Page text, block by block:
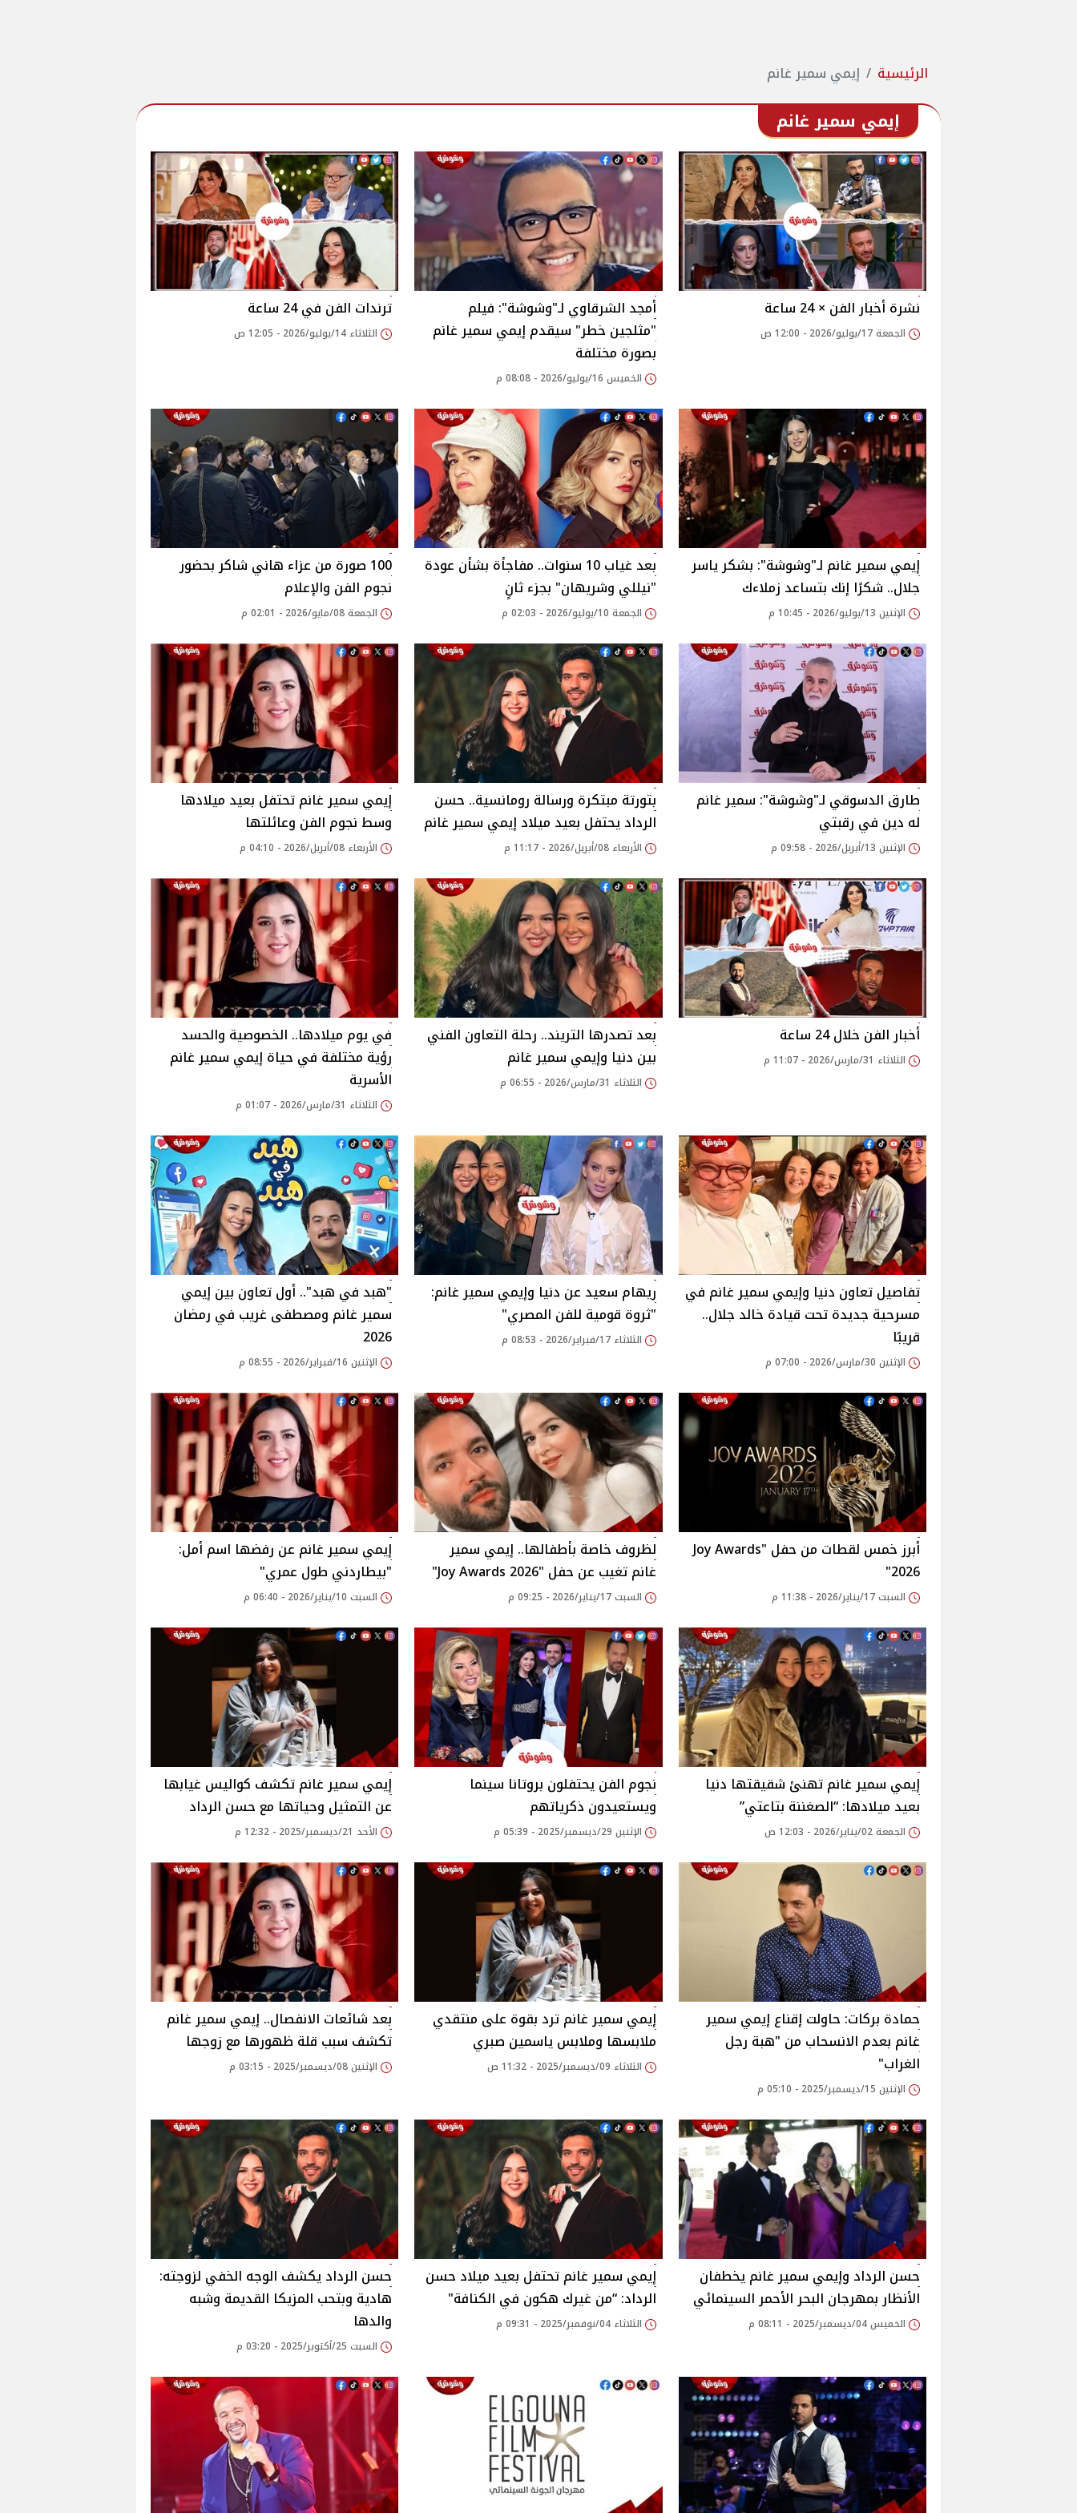
الرئيسية إيمي سمير غانم
إيمي سمير غانم
نشرة أخبار الفن × 24 ساعة
الجمعة 17/يوليو/2026 - 12:00 ص
أمجد الشرقاوي لـ"وشوشة": فيلم
"مثلجين خطر" سيقدم إيمي سمير غانم
بصورة مختلفة
الخميس 16/يوليو/2026 - 08:08 م
ترندات الفن في 24 ساعة
الثلاثاء 14/يوليو/2026 - 12:05 ص
إيمي سمير غانم لـ"وشوشة": بشكر ياسر
جلال.. شكرًا إنك بتساعد زملاءك
الإثنين 13/يوليو/2026 - 10:45 م
بعد غياب 10 سنوات.. مفاجأة بشأن عودة
"نيللي وشريهان" بجزء ثانٍ
الجمعة 10/يوليو/2026 - 02:03 م
100 صورة من عزاء هاني شاكر بحضور
نجوم الفن والإعلام
الجمعة 08/مايو/2026 - 02:01 م
طارق الدسوقي لـ"وشوشة": سمير غانم
له دين في رقبتي
الإثنين 13/أبريل/2026 - 09:58 م
بتورتة مبتكرة ورسالة رومانسية.. حسن
الرداد يحتفل بعيد ميلاد إيمي سمير غانم
الأربعاء 08/أبريل/2026 - 11:17 م
إيمي سمير غانم تحتفل بعيد ميلادها
وسط نجوم الفن وعائلتها
الأربعاء 08/أبريل/2026 - 04:10 م
أخبار الفن خلال 24 ساعة
الثلاثاء 31/مارس/2026 - 11:07 م
بعد تصدرها التريند.. رحلة التعاون الفني
بين دنيا وإيمي سمير غانم
الثلاثاء 31/مارس/2026 - 06:55 م
في يوم ميلادها.. الخصوصية والحسد
رؤية مختلفة في حياة إيمي سمير غانم
الأسرية
الثلاثاء 31/مارس/2026 - 01:07 م
تفاصيل تعاون دنيا وإيمي سمير غانم في
مسرحية جديدة تحت قيادة خالد جلال..
قريبًا
الإثنين 30/مارس/2026 - 07:00 م
ريهام سعيد عن دنيا وإيمي سمير غانم:
"ثروة قومية للفن المصري"
الثلاثاء 17/فبراير/2026 - 08:53 م
"هبد في هبد".. أول تعاون بين إيمي
سمير غانم ومصطفى غريب في رمضان
2026
الإثنين 16/فبراير/2026 - 08:55 م
أبرز خمس لقطات من حفل "Joy Awards
2026"
السبت 17/يناير/2026 - 11:38 م
لظروف خاصة بأطفالها.. إيمي سمير
غانم تغيب عن حفل "Joy Awards 2026"
السبت 17/يناير/2026 - 09:25 م
إيمي سمير غانم عن رفضها اسم أمل:
"بيطاردني طول عمري"
السبت 10/يناير/2026 - 06:40 م
إيمي سمير غانم تهنئ شقيقتها دنيا
بعيد ميلادها: “الصغننة بتاعتي”
الجمعة 02/يناير/2026 - 12:03 ص
نجوم الفن يحتفلون بروتانا سينما
ويستعيدون ذكرياتهم
الإثنين 29/ديسمبر/2025 - 05:39 م
إيمي سمير غانم تكشف كواليس غيابها
عن التمثيل وحياتها مع حسن الرداد
الأحد 21/ديسمبر/2025 - 12:32 م
حمادة بركات: حاولت إقناع إيمي سمير
غانم بعدم الانسحاب من "هبة رجل
الغراب"
الإثنين 15/ديسمبر/2025 - 05:10 م
إيمي سمير غانم ترد بقوة على منتقدي
ملابسها وملابس ياسمين صبري
الثلاثاء 09/ديسمبر/2025 - 11:32 ص
بعد شائعات الانفصال.. إيمي سمير غانم
تكشف سبب قلة ظهورها مع زوجها
الإثنين 08/ديسمبر/2025 - 03:15 م
حسن الرداد وإيمي سمير غانم يخطفان
الأنظار بمهرجان البحر الأحمر السينمائي
الخميس 04/ديسمبر/2025 - 08:11 م
إيمي سمير غانم تحتفل بعيد ميلاد حسن
الرداد: “من غيرك هكون في الكنافة"
الثلاثاء 04/نوفمبر/2025 - 09:31 م
حسن الرداد يكشف الوجه الخفي لزوجته:
هادية وبتحب المزيكا القديمة وشبه
والدها
السبت 25/أكتوبر/2025 - 03:20 م